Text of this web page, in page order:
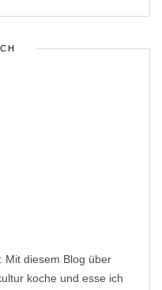
Mit diesem Blog über
koche und esse ich